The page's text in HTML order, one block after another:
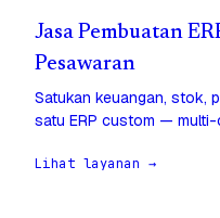
Jasa Pembuatan
Pesawaran
Satukan keuangan, stok,
satu ERP custom — multi-
Lihat layanan →